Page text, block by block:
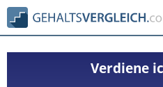
Verdiene